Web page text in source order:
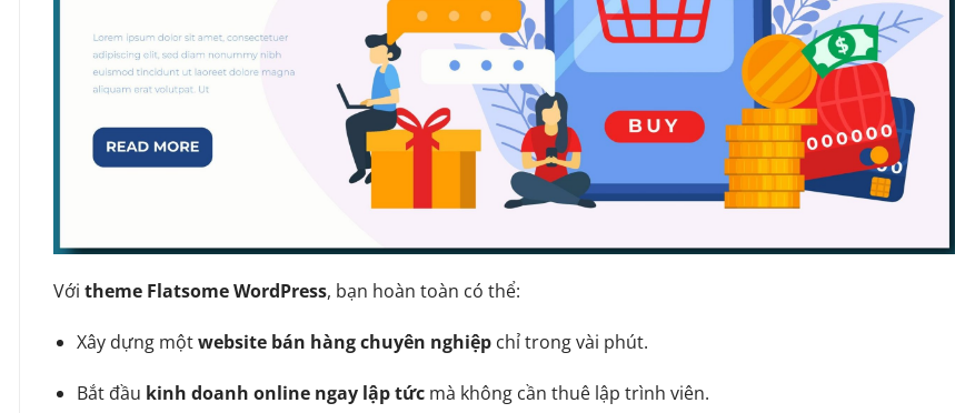
Với theme Flatsome WordPress, bạn hoàn toàn có thể:
Xây dựng mộtwebsite bán hàng chuyên nghiệpchỉ trong vài phút.
Bắt đầu kinh doanh online ngay lập tứcmà không cần thuê lập trình viên.